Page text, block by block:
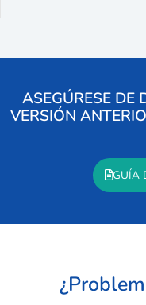
ASEGÚRESE DE
VERSIÓN
GUÍA